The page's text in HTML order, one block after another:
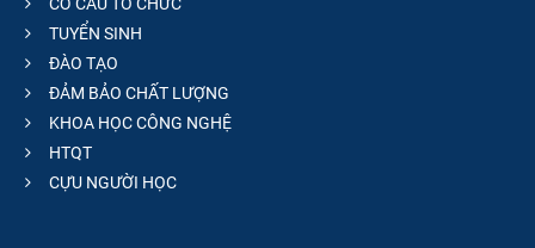
TUYỂN SINH
ĐÀO TẠO
ĐẢM BẢO CHẤT LƯỢNG
KHOA HỌC CÔNG NGHỆ
HTQT
CỰU NGƯỜI HỌC